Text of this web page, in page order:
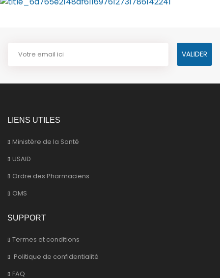
LIENS UTILES
Ministère de la Santé
USAID
Ordre des Pharmaciens
OMS
SUPPORT
Termes et conditions
Politique de confidentialité
FAQ